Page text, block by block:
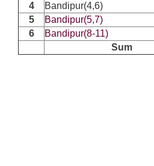
4
Bandipur(4,6)
5
Bandipur(5,7)
6
Bandipur(8-11)
Sum